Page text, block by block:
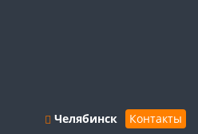
Челябинск Контакты